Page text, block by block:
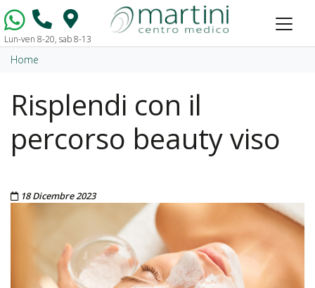
Vai al contenuto
Lun-ven 8-20, sab 8-13
Home
Risplendi con il
percorso beauty viso
Pubblicato il
18 Dicembre 2023